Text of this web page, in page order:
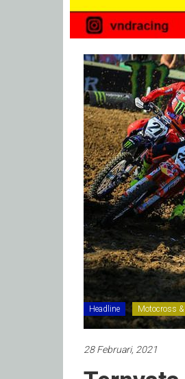
Headline Motocross
28 Februari, 2021